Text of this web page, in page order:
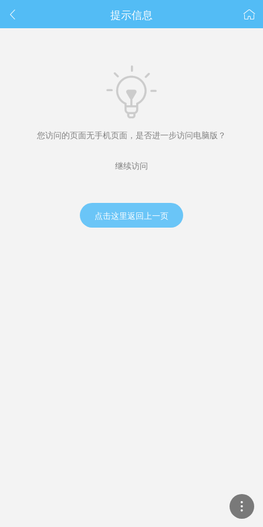
 
提示信息

您访问的页面无手机页面，是否进一步访问电脑版？
继续访问
点击这里返回上一页